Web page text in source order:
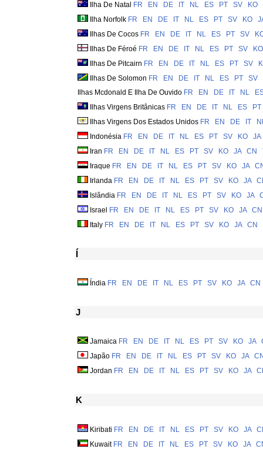
Ilha De Natal FR EN DE IT NL ES PT SV
KO
Ilha Norfolk FR EN DE IT NL ES PT SV KO
Ilhas De Cocos FR EN DE IT NL ES PT SV
Ilhas De Féroé FR EN DE IT NL ES PT SV
KO
Ilhas De Pitcairn FR EN DE IT NL ES PT SV
Ilhas De Solomon FR EN DE IT NL ES PT
SV
Ilhas Mcdonald E Ilha De Ouvido FR EN DE IT NL
Ilhas Virgens Britânicas FR EN DE IT NL ES
PT
Ilhas Virgens Dos Estados Unidos FR EN DE IT
Indonésia FR EN DE IT NL ES PT SV KO
JA
Iran FR EN DE IT NL ES PT SV KO JA CN
Iraque FR EN DE IT NL ES PT SV KO JA
Irlanda FR EN DE IT NL ES PT SV KO JA
Islândia FR EN DE IT NL ES PT SV KO JA
Israel
FR EN DE IT NL ES PT SV KO JA
CN
Italy FR EN DE IT NL ES PT SV KO JA CN
Í
Índia FR EN DE IT NL ES PT SV KO JA CN
J
Jamaica FR EN DE IT NL ES PT SV KO JA
Japão FR EN DE IT NL ES PT SV KO JA
Jordan FR EN DE IT NL ES PT SV KO JA
K
Kiribati FR EN DE IT NL ES PT SV KO JA
Kuwait FR EN DE IT NL ES PT SV KO JA